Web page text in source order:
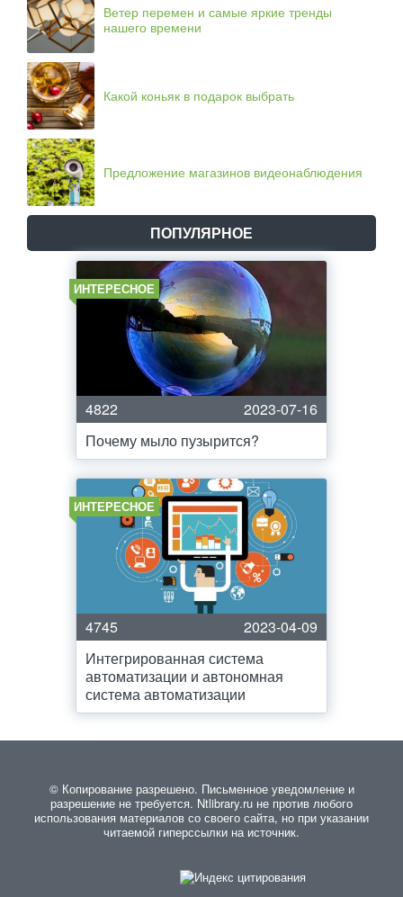
Ветер перемен и самые яркие тренды
нашего времени
Какой коньяк в подарок выбрать
Предложение магазинов видеонаблюдения
ПОПУЛЯРНОЕ
ИНТЕРЕСНОЕ
4822
2023-07-16
Почему мыло пузырится?
ИНТЕРЕСНОЕ
4745
2023-04-09
Интегрированная система
автоматизации и автономная
система автоматизации
© Копирование разрешено. Письменное уведомление и
разрешение не требуется. Ntlibrary.ru не против любого
использования материалов со своего сайта, но при указании
читаемой гиперссылки на источник.